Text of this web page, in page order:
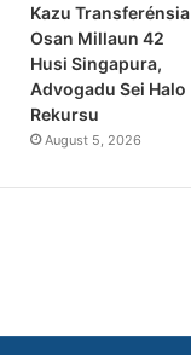
Kazu Transferénsia
Osan Millaun 42
Husi Singapura,
Advogadu Sei Halo
Rekursu
August 5, 2026